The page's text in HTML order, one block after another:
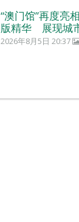
“澳门馆”再度亮
版精华 展现城
2026年8月5日 20:37